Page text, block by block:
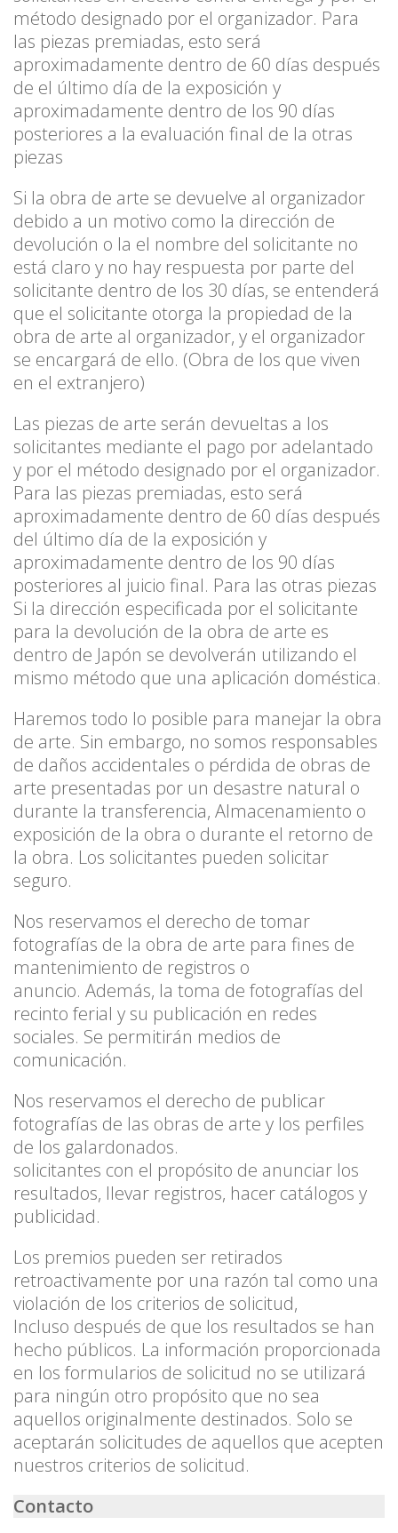
método designado por el organizador. Para
las piezas premiadas, esto será
aproximadamente dentro de 60 días después
de el último día de la exposición y
aproximadamente dentro de los 90 días
posteriores a la evaluación final de la otras
piezas
Si la obra de arte se devuelve al organizador
debido a un motivo como la dirección de
devolución o la el nombre del solicitante no
está claro y no hay respuesta por parte del
solicitante dentro de los 30 días, se entenderá
que el solicitante otorga la propiedad de la
obra de arte al organizador, y el organizador
se encargará de ello. (Obra de los que viven
en el extranjero)
Las piezas de arte serán devueltas a los
solicitantes mediante el pago por adelantado
y por el método designado por el organizador.
Para las piezas premiadas, esto será
aproximadamente dentro de 60 días después
del último día de la exposición y
aproximadamente dentro de los 90 días
posteriores al juicio final. Para las otras piezas
Si la dirección especificada por el solicitante
para la devolución de la obra de arte es
dentro de Japón se devolverán utilizando el
mismo método que una aplicación doméstica.
Haremos todo lo posible para manejar la obra
de arte. Sin embargo, no somos responsables
de daños accidentales o pérdida de obras de
arte presentadas por un desastre natural o
durante la transferencia, Almacenamiento o
exposición de la obra o durante el retorno de
la obra. Los solicitantes pueden solicitar
seguro.
Nos reservamos el derecho de tomar
fotografías de la obra de arte para fines de
mantenimiento de registros o
anuncio. Además, la toma de fotografías del
recinto ferial y su publicación en redes
sociales. Se permitirán medios de
comunicación.
Nos reservamos el derecho de publicar
fotografías de las obras de arte y los perfiles
de los galardonados.
solicitantes con el propósito de anunciar los
resultados, llevar registros, hacer catálogos y
publicidad.
Los premios pueden ser retirados
retroactivamente por una razón tal como una
violación de los criterios de solicitud,
Incluso después de que los resultados se han
hecho públicos. La información proporcionada
en los formularios de solicitud no se utilizará
para ningún otro propósito que no sea
aquellos originalmente destinados. Solo se
aceptarán solicitudes de aquellos que acepten
nuestros criterios de solicitud.
Contacto